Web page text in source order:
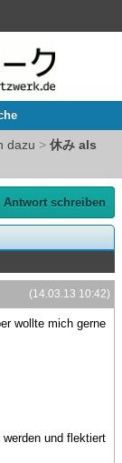
dazu > 休み als
Antwort schreiben
(14.03.13 10:42)
wollte mich gerne
und flektiert